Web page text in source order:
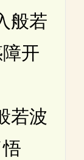
般若
开
若波